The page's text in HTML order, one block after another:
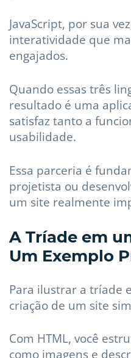
JavaScript, por sua
interatividade que
engajados.
Quando essas três
resultado é uma
satisfaz tanto a
usabilidade.
Essa parceria é
projetista ou
um site realmente
A Tríade em
Um Exemplo
Para ilustrar a tríade
criação de um site
Com HTML, você
como imagens e